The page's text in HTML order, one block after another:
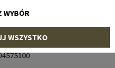
WYBÓR
WSZYSTKO